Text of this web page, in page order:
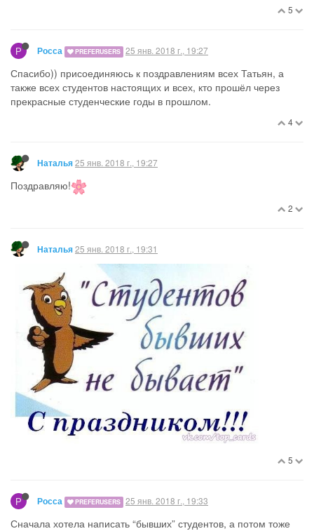
5
Р Росса PREFERUSERS 25 янв. 2018 г., 19:27
Спасибо)) присоединяюсь к поздравлениям всех Татьян, а
также всех студентов настоящих и всех, кто прошёл через
прекрасные студенческие годы в прошлом.
4
Наталья25 янв. 2018 г., 19:27
Поздравляю!
2
Наталья25 янв. 2018 г., 19:31
5
Р Росса PREFERUSERS 25 янв. 2018 г., 19:33
Сначала хотела написать “бывших” студентов, а потом тоже